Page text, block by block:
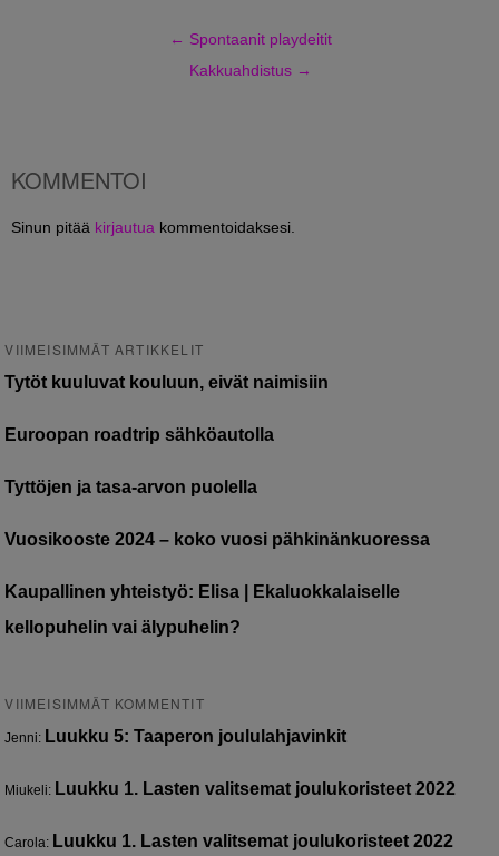
← Spontaanit playdeitit
Kakkuahdistus →
KOMMENTOI
Sinun pitää kirjautua kommentoidaksesi.
VIIMEISIMMÄT ARTIKKELIT
Tytöt kuuluvat kouluun, eivät naimisiin
Euroopan roadtrip sähköautolla
Tyttöjen ja tasa-arvon puolella
Vuosikooste 2024 – koko vuosi pähkinänkuoressa
Kaupallinen yhteistyö: Elisa | Ekaluokkalaiselle
kellopuhelin vai älypuhelin?
VIIMEISIMMÄT KOMMENTIT
Jenni: Luukku 5: Taaperon joululahjavinkit
Miukeli: Luukku 1. Lasten valitsemat joulukoristeet 2022
Carola: Luukku 1. Lasten valitsemat joulukoristeet 2022